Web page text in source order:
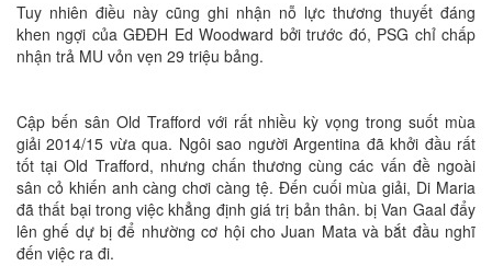
Tuy nhiên điều này cũng ghi nhận nỗ lực thương thuyết đáng
khen ngợi của GĐĐH Ed Woodward bởi trước đó, PSG chỉ chấp
nhận trả MU vỏn vẹn 29 triệu bảng.
Cập bến sân Old Trafford với rất nhiều kỳ vọng trong suốt mùa
giải 2014/15 vừa qua. Ngôi sao người Argentina đã khởi đầu rất
tốt tại Old Trafford, nhưng chấn thương cùng các vấn đề ngoài
sân cỏ khiến anh càng chơi càng tệ. Đến cuối mùa giải, Di Maria
đã thất bại trong việc khẳng định giá trị bản thân. bị Van Gaal đẩy
lên ghế dự bị để nhường cơ hội cho Juan Mata và bắt đầu nghĩ
đến việc ra đi.